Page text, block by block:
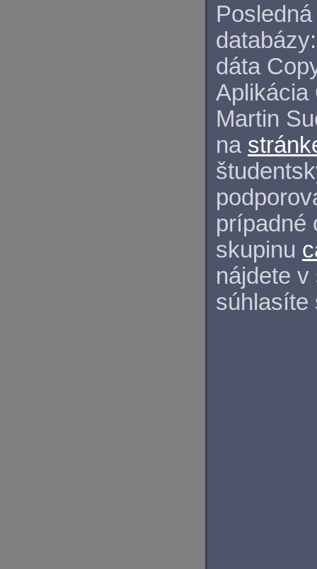
databázy:
dáta
Aplikácia
Martin
na
prípadné
skupinu
nájdete